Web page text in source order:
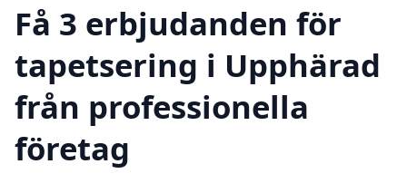
Få 3 erbjudanden för
tapetsering i Upphärad
från professionella
företag